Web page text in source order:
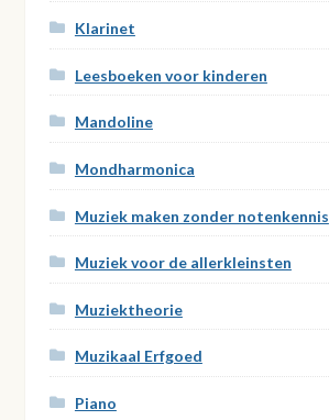
Klarinet
Leesboeken voor kinderen
Mandoline
Mondharmonica
Muziek maken zonder notenkennis
Muziek voor de allerkleinsten
Muziektheorie
Muzikaal Erfgoed
Piano